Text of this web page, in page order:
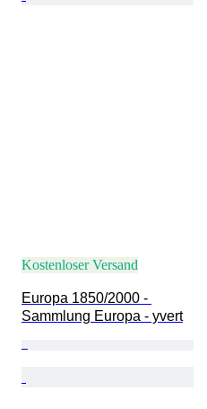
Kostenloser Versand
Europa 1850/2000 -
Sammlung Europa - yvert